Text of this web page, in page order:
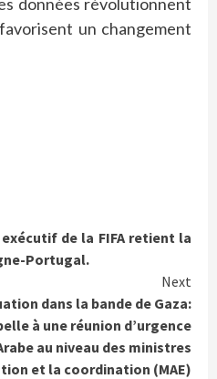
données révolutionnent
un changement
de la FIFA retient la
Portugal.
Next
dans la bande de Gaza:
à une réunion d’urgence
au niveau des ministres
et la coordination (MAE)